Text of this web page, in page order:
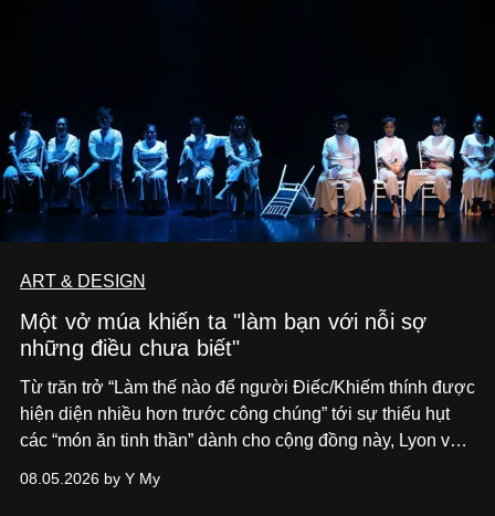
ART & DESIGN
Một vở múa khiến ta "làm bạn với nỗi sợ
những điều chưa biết"
Từ trăn trở “Làm thế nào để người Điếc/Khiếm thính được
hiện diện nhiều hơn trước công chúng” tới sự thiếu hụt
các “món ăn tinh thần” dành cho cộng đồng này, Lyon và
phẩm múa đương đại thành hiện thực, mang tên Lắng
08.05.2026 by Y My